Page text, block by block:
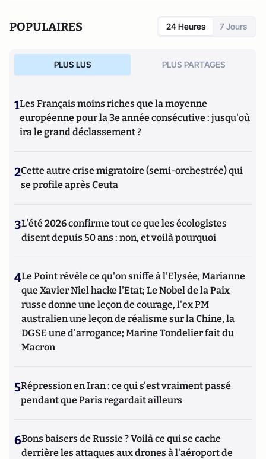
POPULAIRES 24 Heures 7 Jours
PLUS LUS PLUS PARTAGES
1Les Français moins riches que la moyenne
européenne pour la 3e année consécutive : jusqu'où
ira le grand déclassement ?
2Cette autre crise migratoire (semi-orchestrée) qui
se profile après Ceuta
3L’été 2026 confirme tout ce que les écologistes
disent depuis 50 ans : non, et voilà pourquoi
4Le Point révèle ce qu'on sniffe à l'Elysée, Marianne
que Xavier Niel hacke l'Etat; Le Nobel de la Paix
russe donne une leçon de courage, l'ex PM
australien une leçon de réalisme sur la Chine, la
DGSE une d'arrogance; Marine Tondelier fait du
Macron
5Répression en Iran : ce qui s'est vraiment passé
pendant que Paris regardait ailleurs
6Bons baisers de Russie ? Voilà ce qui se cache
derrière les attaques aux drones à l'aéroport de